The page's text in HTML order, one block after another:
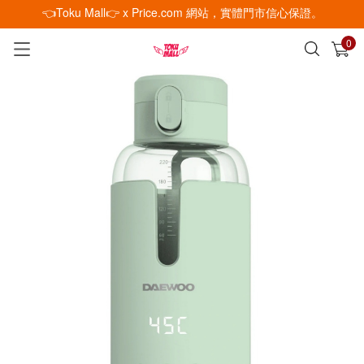
👈Toku Mall👉 x Price.com 網站，實體門市信心保證。
0
已加入購物車 查看